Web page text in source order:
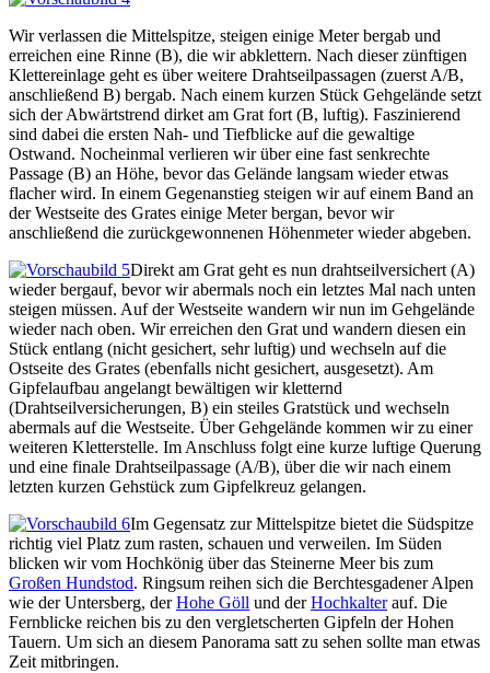
Wir verlassen die Mittelspitze, steigen einige Meter bergab und
erreichen eine Rinne (B), die wir abklettern. Nach dieser zünftigen
Klettereinlage geht es über weitere Drahtseilpassagen (zuerst A/B,
anschließend B) bergab. Nach einem kurzen Stück Gehgelände setzt
sich der Abwärtstrend dirket am Grat fort (B, luftig). Faszinierend
sind dabei die ersten Nah- und Tiefblicke auf die gewaltige
Ostwand. Nocheinmal verlieren wir über eine fast senkrechte
Passage (B) an Höhe, bevor das Gelände langsam wieder etwas
flacher wird. In einem Gegenanstieg steigen wir auf einem Band an
der Westseite des Grates einige Meter bergan, bevor wir
anschließend die zurückgewonnenen Höhenmeter wieder abgeben.
Direkt am Grat geht es nun drahtseilversichert (A)
wieder bergauf, bevor wir abermals noch ein letztes Mal nach unten
steigen müssen. Auf der Westseite wandern wir nun im Gehgelände
wieder nach oben. Wir erreichen den Grat und wandern diesen ein
Stück entlang (nicht gesichert, sehr luftig) und wechseln auf die
Ostseite des Grates (ebenfalls nicht gesichert, ausgesetzt). Am
Gipfelaufbau angelangt bewältigen wir kletternd
(Drahtseilversicherungen, B) ein steiles Gratstück und wechseln
abermals auf die Westseite. Über Gehgelände kommen wir zu einer
weiteren Kletterstelle. Im Anschluss folgt eine kurze luftige Querung
und eine finale Drahtseilpassage (A/B), über die wir nach einem
letzten kurzen Gehstück zum Gipfelkreuz gelangen.
Im Gegensatz zur Mittelspitze bietet die Südspitze
richtig viel Platz zum rasten, schauen und verweilen. Im Süden
blicken wir vom Hochkönig über das Steinerne Meer bis zum
Großen Hundstod. Ringsum reihen sich die Berchtesgadener Alpen
wie der Untersberg, derHohe Göll und derHochkalterauf. Die
Fernblicke reichen bis zu den vergletscherten Gipfeln der Hohen
Tauern. Um sich an diesem Panorama satt zu sehen sollte man etwas
Zeit mitbringen.